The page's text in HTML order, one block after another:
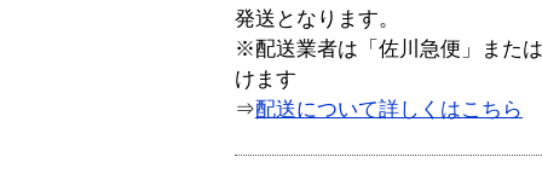
発送となります。
※配送業者は「佐川急便」また
けます
⇒配送について詳しくはこちら